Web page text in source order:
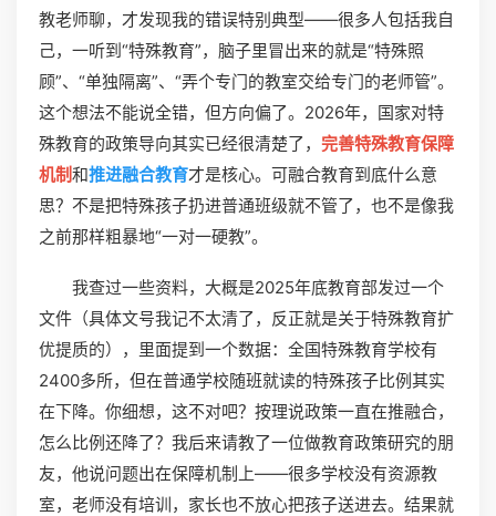
教老师聊，才发现我的错误特别典型——很多人包括我自
己，一听到“特殊教育”，脑子里冒出来的就是“特殊照
顾”、“单独隔离”、“弄个专门的教室交给专门的老师管”。
这个想法不能说全错，但方向偏了。2026年，国家对特
殊教育的政策导向其实已经很清楚了， 完善特殊教育保障
机制和推进融合教育才是核心。可融合教育到底什么意
思？不是把特殊孩子扔进普通班级就不管了，也不是像我
之前那样粗暴地“一对一硬教”。
我查过一些资料，大概是2025年底教育部发过一个
文件（具体文号我记不太清了，反正就是关于特殊教育扩
优提质的），里面提到一个数据：全国特殊教育学校有
2400多所，但在普通学校随班就读的特殊孩子比例其实
在下降。你细想，这不对吧？按理说政策一直在推融合，
怎么比例还降了？我后来请教了一位做教育政策研究的朋
友，他说问题出在保障机制上——很多学校没有资源教
室，老师没有培训，家长也不放心把孩子送进去。结果就